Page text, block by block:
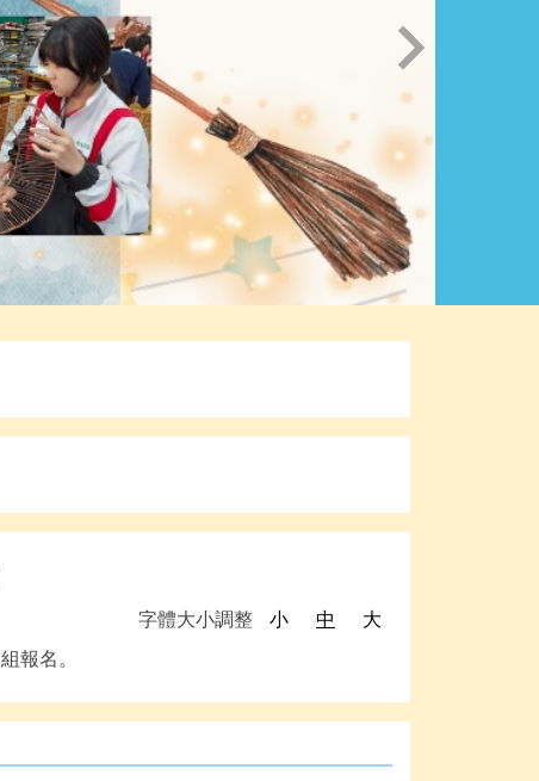
字體大小調整 小 中
大
報名。